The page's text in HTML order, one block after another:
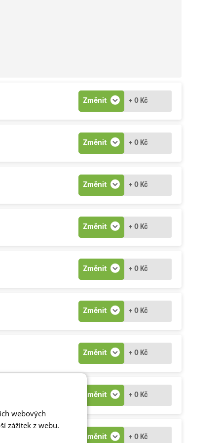
Změnit + 0 Kč
Změnit + 0 Kč
Změnit + 0 Kč
Změnit + 0 Kč
Změnit + 0 Kč
Změnit + 0 Kč
Změnit + 0 Kč
Změnit + 0 Kč
Změnit + 0 Kč
webových
zážitek z webu.